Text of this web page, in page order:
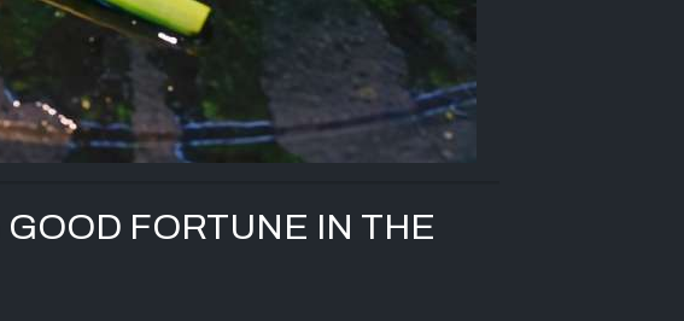
FORTUNE IN THE